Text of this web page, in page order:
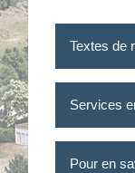
Textes de
Services
Pour en